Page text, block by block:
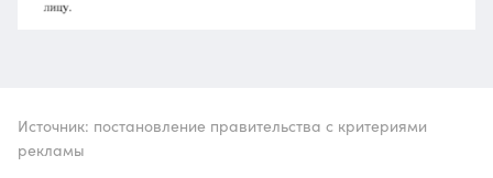
Источник: постановление правительства с критериями
рекламы